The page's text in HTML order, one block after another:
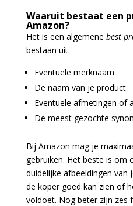
Waaruit bestaat een
Amazon?
Het is een algemene best
bestaan uit:
Eventuele merknaam
De naam van je product
Eventuele afmetingen of
De meest gezochte
Bij Amazon mag je
gebruiken. Het beste is om
duidelijke afbeeldingen
de koper goed kan zien of
voldoet. Nog beter zijn zes